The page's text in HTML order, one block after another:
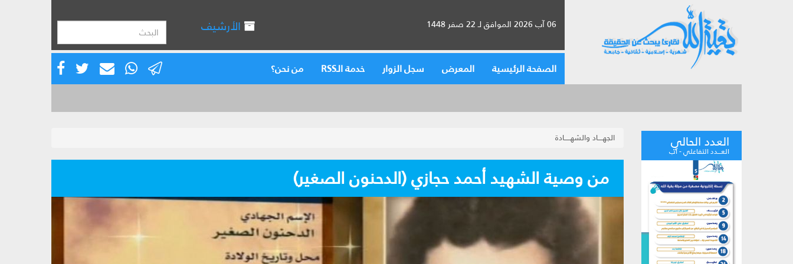
06 آب 2026 الموافق لـ 22 صفر 1448 الأرشيف
الصفحة الرئيسية المعرض سجل الزوار خدمة الـRSS من نحن؟
العدد الحالي
العـــدد التفاعلي - آب
الجهــــاد والشهـــــادة
من وصية الشهيد أحمد حجازي (الدحنون الصغير)